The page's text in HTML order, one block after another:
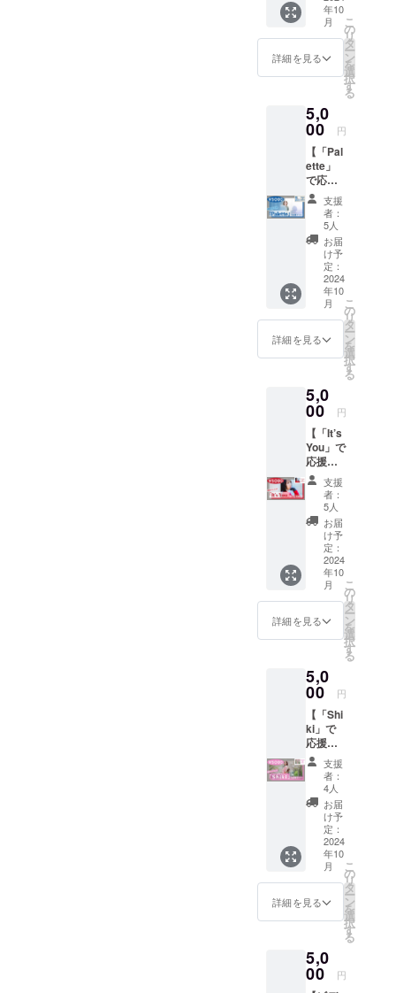
気に入
りの作
す！ 是
非この
して聴
いてい
ただけ
ると嬉
しいで
す！
One
Music
Salon
時間 :
start
13:00
夜公演
open
17:30
start
18:00
料金：
¥2500
＋当日
1drink
500円〜
600円
(当日の
ク代は
受付に
ださい)
■ 注意
事項：
・お席
は先着
順で
す。 ・
お客様
都合の
体調不
良等に
よる不
参加は
保証致
しかね
・昼公
演と夜
がご希
望かお
選びく
ださ
い。 ・
下記の
注意・
禁止事
項をお
守り頂
けない
場合は
やむを
得ず退
場、も
公演中
止とな
があり
ます。
皆様の
mini
album
「mello
w」をサ
るプラ
ンで
す。 ミ
ニアル
バムに
加え、
Acherie
よりサ
キュー
カード
を同封
させて
いただ
きま
す。
〈５曲
Our
Dream
Road 2.
Stand
On 3.
Blue
Star 4.
Daisy
5. My
Future
Code
1st ミニ
アルバ
ムは明
るく爽
楽曲が
収録さ
す。 初
めてが
詰まっ
たこの
作品を
是非聴
いてい
ただけ
ると嬉
しいで
す。
り)を郵
送。
②Ache
rieより
サン
キュー
を同
封。
Acherie
のサイ
ン付き
色紙を
お届け
するプ
ランで
す♪ 注
意事
項： ・
備考欄
に色紙
に記載
したい
お名前
（何も
記載が
ない場
合はサ
インの
みでお
送りい
たしま
す。
メッ
セージ
の記入
は不可
です。)
心を込
めてサ
インを
す！
年10
月
詳細を見る
こ
の
リ
タ
ー
ン
を
選
択
す
る
5,0
00 円
【「Pal
ette」
で応援
プラ
ン】 リ
ターン
内容：
①2023
年12月
16日発
売3曲入
り3rd
mini
album
「Palett
e」の
イン入
り)と限
定ポス
トカー
ドを郵
送。
②Ache
rieより
サン
キュー
カード
を同
封。
2023年
12月16
日に発
売した
Acherie
album
「Palett
e」の
CD (サ
イン入
り)と限
定ポス
トカー
ドをお
送りす
るプラ
ンで
す。 ミ
ニアル
バムに
加え、
Acherie
カード
を同封
させて
支援
者：
5人
お届
け予
定：
2024
年10
月
詳細を見る
こ
の
リ
タ
ー
ン
を
選
択
す
る
5,0
00 円
【「It’s
You」で
応援プ
ラン】
リター
ン内
容：
①2023
年12月
16日発
売3曲入
り4th
mini
album
「It’s
You」の
イン入
り)と限
定ポス
トカー
ドを郵
送。
②Ache
rieより
サン
キュー
カード
を同
封。
2023年
12月16
日に発
売した
Acherie
4th mini
「It’s
You」の
CD(サ
支援
者：
5人
お届
け予
定：
2024
年10
月
詳細を見る
こ
の
リ
タ
ー
ン
を
選
択
す
る
5,0
00 円
【「Shi
ki」で
応援プ
ラン】
リター
ン内
容：
①2024
年5月18
日発売3
曲入り
海外版
アルバ
ム
「Shiki
」の
イン入
り)と限
定ポス
支援
者：
4人
お届
け予
定：
2024
年10
月
詳細を見る
こ
の
リ
タ
ー
ン
を
選
択
す
る
5,0
00 円